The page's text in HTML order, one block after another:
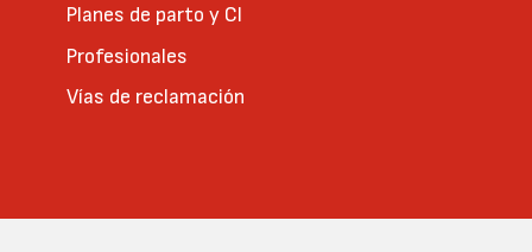
Planes de parto y CI
Profesionales
Vías de reclamación